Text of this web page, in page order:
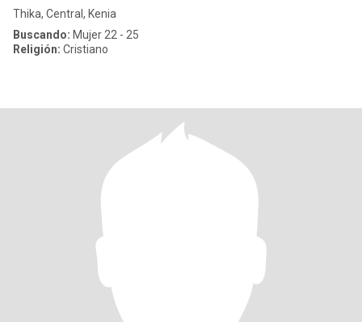
Thika, Central, Kenia
Buscando: Mujer 22 - 25
Religión: Cristiano